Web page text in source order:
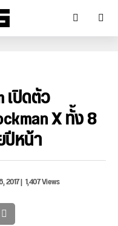
เปิดตัว
X ทั้ง 8
หน้า
2017| 1,407 Views